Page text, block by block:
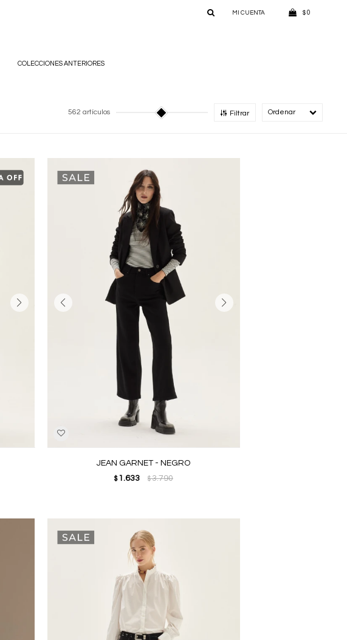
COLECCIONES ANTERIORES
$ 0
562 artículos Filtrar
JEAN GARNET - NEGRO
$ 1.633 $3.790